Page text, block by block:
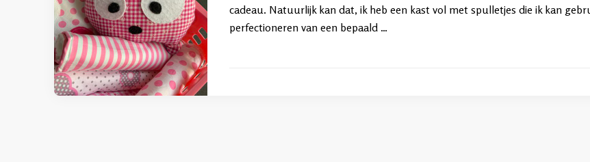
cadeau. Natuurlijk kan dat, ik heb een kast vol met spulletjes die ik kan
perfectioneren van een bepaald …